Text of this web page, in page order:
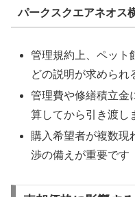
パークスクエアネオス
管理規約上、ペット
どの説明が求められ
管理費や修繕積立金
算してから引き渡し
購入希望者が複数現
渉の備えが重要です